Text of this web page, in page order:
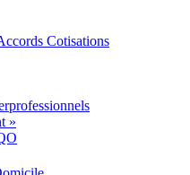
Cotisations
»